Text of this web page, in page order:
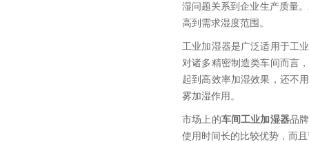
湿问题关系到企业生产质量
高到需求湿度范围。
工业加湿器是广泛适用于工
对诸多精密制造类车间而言
起到高效率加湿效果，还不
雾加湿作用。
市场上的车间工业加湿器品
使用时间长的比较优势，而